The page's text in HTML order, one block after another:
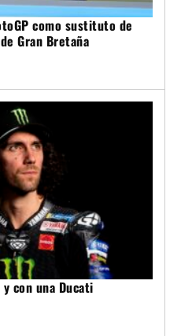
como sustituto de
Gran Bretaña
con una Ducati